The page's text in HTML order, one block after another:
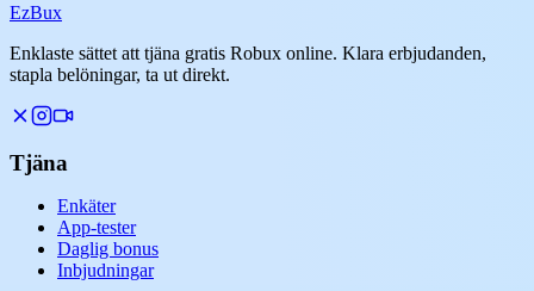
EzBux
Enklaste sättet att tjäna gratis Robux online. Klara erbjudanden,
stapla belöningar, ta ut direkt.
Tjäna
Enkäter
App-tester
Daglig bonus
Inbjudningar